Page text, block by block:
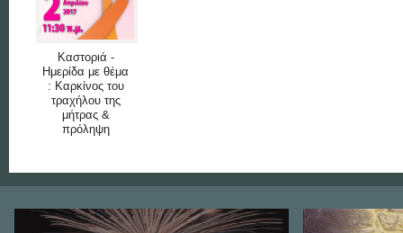
Καστοριά -
Ημερίδα με θέμα
: Καρκίνος του
τραχήλου της
μήτρας &
πρόληψη